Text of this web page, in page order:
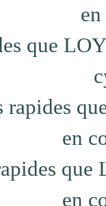
que
rapides
en
en